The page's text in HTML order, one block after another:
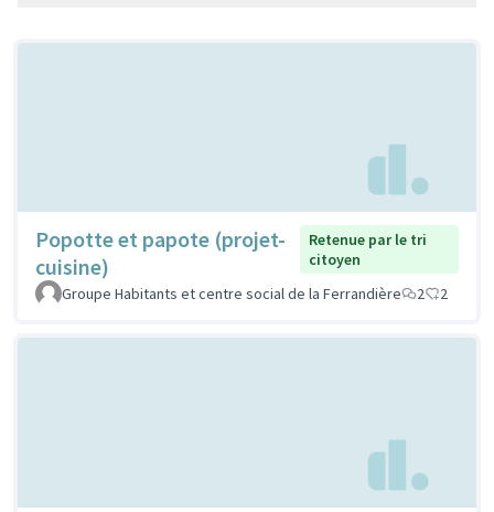
Popotte et papote (projet-
cuisine)
Retenue par le tri
citoyen
Groupe Habitants et centre social de la Ferrandière
2 2